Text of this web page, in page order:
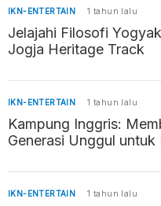
IKN-ENTERTAIN 1 tahun lalu
Jelajahi Filosofi
Jogja Heritage Track
IKN-ENTERTAIN 1 tahun lalu
Kampung Inggris:
Generasi Unggul untuk
IKN-ENTERTAIN 1 tahun lalu